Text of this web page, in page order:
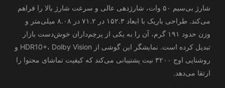
شارژ بی‌سیم ۵۰ وات، شارژدهی عالی و سرعت شارژ بالا را فراهم
می‌کند. طراحی باریک با ابعاد ۱۵۲.۳ در ۷۱.۲ در ۸.۰۸ میلی‌متر و
وزن حدود ۱۹۱ گرم، آن را به یکی از پرچم‌داران خوش‌دست بازار
تبدیل کرده است. نمایشگر این گوشی از HDR10+، Dolby Vision و
روشنایی اوج ۳۲۰۰ نیت پشتیبانی می‌کند که کیفیت تماشای محتوا را
ارتقا می‌دهد.